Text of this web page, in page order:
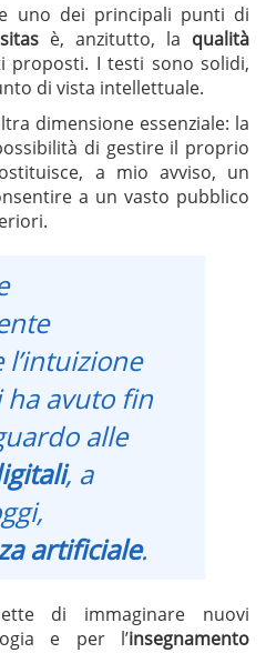
uno dei principali punti di
è, anzitutto, la qualità
proposti. I testi sono solidi,
di vista intellettuale.
dimensione essenziale: la
di gestire il proprio
a mio avviso, un
a un vasto pubblico
ha avuto fin
alle
, a
artificiale.
di immaginare nuovi
e per l’insegnamento